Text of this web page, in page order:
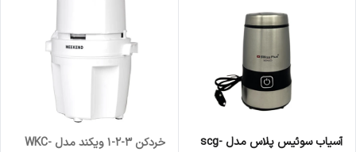
آسیاب سوئیس پلاس مدل scg-
خردکن ۳-۲-۱ ویکند مدل WKC-